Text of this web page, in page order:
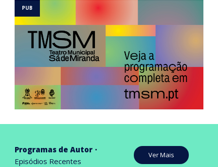
Programas de Autor
Episódios Recentes
Ver Mais